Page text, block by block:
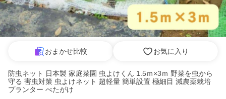
おまかせ比較 お気に入り
防虫ネット 日本製 家庭菜園 虫よけくん 1.5ｍ×3ｍ 野菜を虫から
守る 害虫対策 虫よけネット 超軽量 簡単設置 極細目 減農薬栽培
プランター べたがけ